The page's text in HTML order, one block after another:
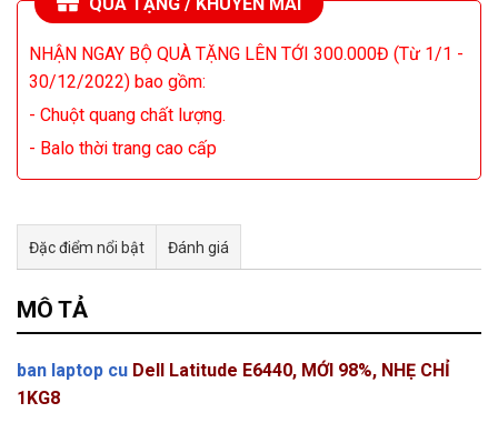
NHẬN NGAY BỘ QUÀ TẶNG LÊN TỚI 300.000Đ (Từ 1/1 -
30/12/2022) bao gồm:
- Chuột quang chất lượng.
- Balo thời trang cao cấp
Đặc điểm nổi bật Đánh giá
Tư vấn & bán hàng qua Facebook
MÔ TẢ
ban laptop cu Dell Latitude E6440, MỚI 98%, NHẸ CHỈ
1KG8